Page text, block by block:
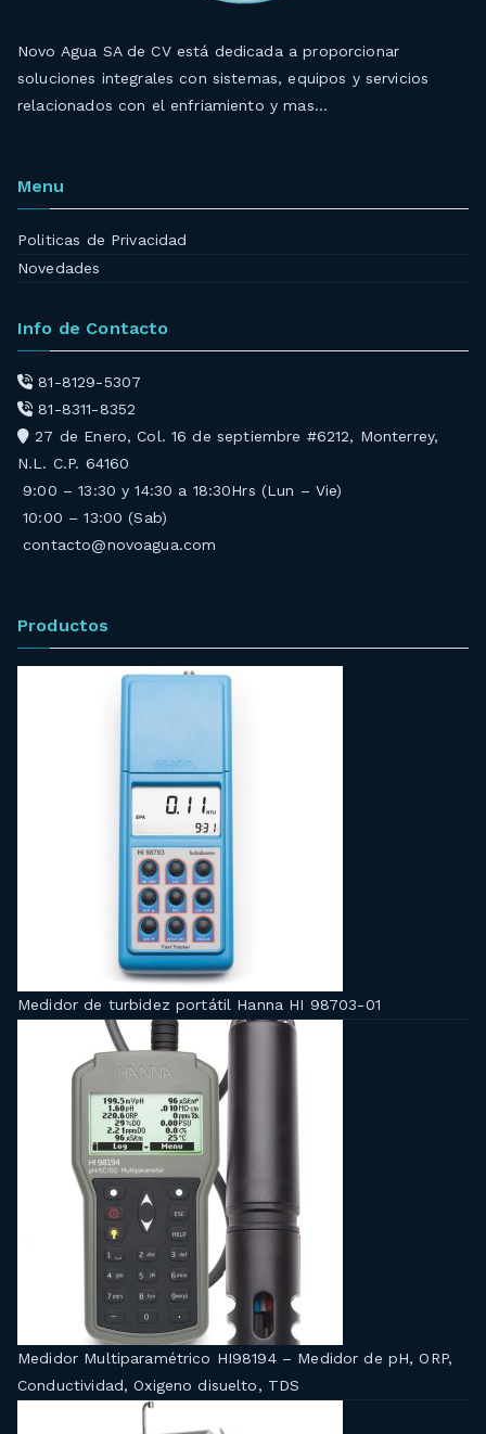
Novo Agua SA de CV está dedicada a proporcionar
soluciones integrales con sistemas, equipos y servicios
relacionados con el enfriamiento y mas…
Menu
Politicas de Privacidad
Novedades
Info de Contacto
81-8129-5307
81-8311-8352
27 de Enero, Col. 16 de septiembre #6212, Monterrey,
N.L. C.P. 64160
9:00 – 13:30 y 14:30 a 18:30Hrs (Lun – Vie)
10:00 – 13:00 (Sab)
contacto@novoagua.com
Productos
Medidor de turbidez portátil Hanna HI 98703-01
Medidor Multiparamétrico HI98194 – Medidor de pH, ORP,
Conductividad, Oxigeno disuelto, TDS